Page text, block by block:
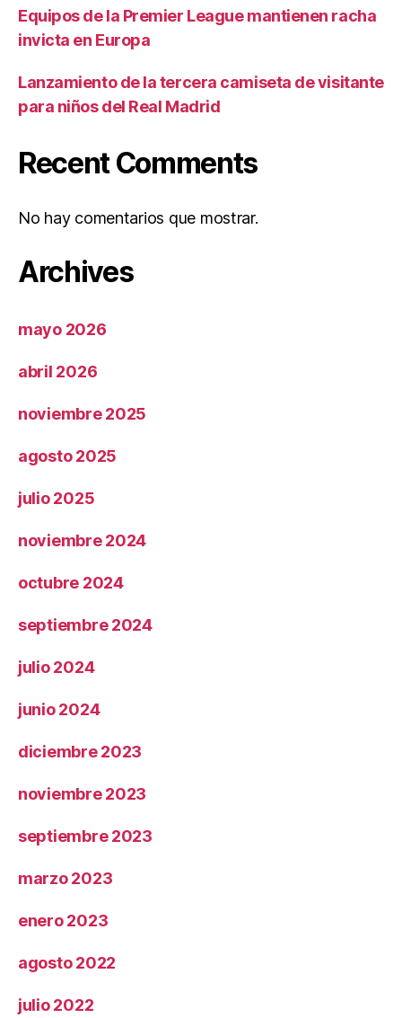
Equipos de la Premier League mantienen racha
invicta en Europa
Lanzamiento de la tercera camiseta de visitante
para niños del Real Madrid
Recent Comments
No hay comentarios que mostrar.
Archives
mayo 2026
abril 2026
noviembre 2025
agosto 2025
julio 2025
noviembre 2024
octubre 2024
septiembre 2024
julio 2024
junio 2024
diciembre 2023
noviembre 2023
septiembre 2023
marzo 2023
enero 2023
agosto 2022
julio 2022